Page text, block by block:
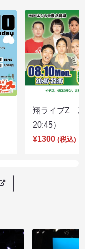
翔ライブZ
20:45）
¥1300 (税込)